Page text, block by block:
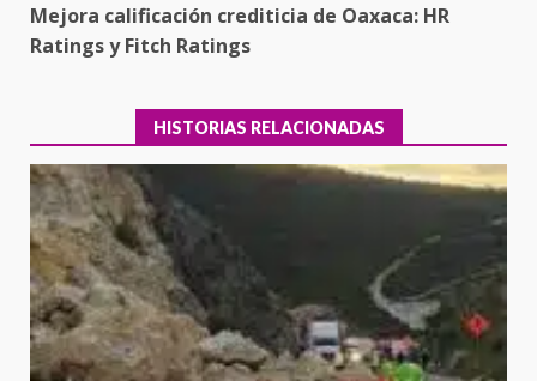
Mejora calificación crediticia de Oaxaca: HR
Ratings y Fitch Ratings
HISTORIAS RELACIONADAS